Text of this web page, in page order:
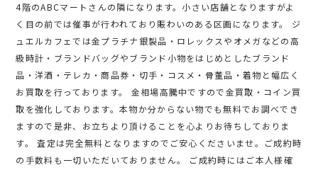
4階のABCマートさんの隣になります。小さい店舗となりますがよ
く目の前では催事が行われており賑わいのある区画になります。 ジ
ュエルカフェでは金プラチナ銀製品・ロレックスやオメガなどの高
級時計・ブランドバッグやブランド小物をはじめとしたブランド
品・洋酒・テレカ・商品券・切手・コスメ・骨董品・着物と幅広く
お買取を行っております。 金相場高騰中ですので金買取・コイン買
取を強化しております。本物か分からない物でも無料でお調べでき
ますので是非、お立ちより頂けることを心よりお待ちしておりま
す。 査定は完全無料となりますのでご安心くださいませ。ご成約時
の手数料も一切いただいておりません。 ご成約時にはご本人様確